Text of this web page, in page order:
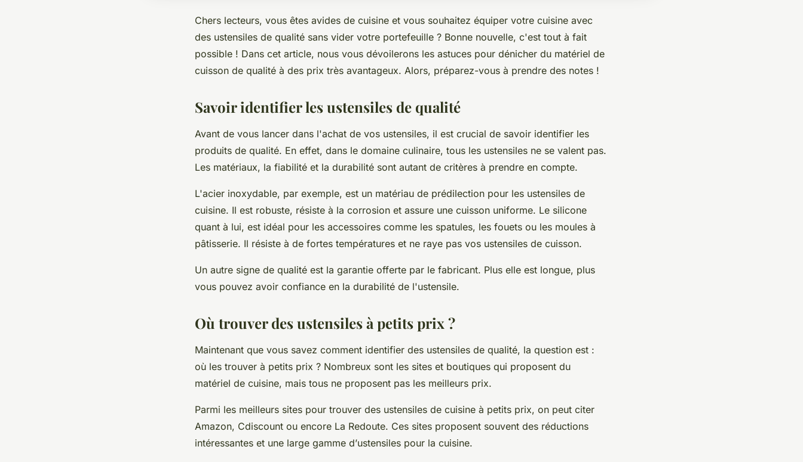
Chers lecteurs, vous êtes avides de cuisine et vous souhaitez équiper votre cuisine avec
des ustensiles de qualité sans vider votre portefeuille ? Bonne nouvelle, c'est tout à fait
possible ! Dans cet article, nous vous dévoilerons les astuces pour dénicher du matériel de
cuisson de qualité à des prix très avantageux. Alors, préparez-vous à prendre des notes !
Savoir identifier les ustensiles de qualité
Avant de vous lancer dans l'achat de vos ustensiles, il est crucial de savoir identifier les
produits de qualité. En effet, dans le domaine culinaire, tous les ustensiles ne se valent pas.
Les matériaux, la fiabilité et la durabilité sont autant de critères à prendre en compte.
L'acier inoxydable, par exemple, est un matériau de prédilection pour les ustensiles de
cuisine. Il est robuste, résiste à la corrosion et assure une cuisson uniforme. Le silicone
quant à lui, est idéal pour les accessoires comme les spatules, les fouets ou les moules à
pâtisserie. Il résiste à de fortes températures et ne raye pas vos ustensiles de cuisson.
Un autre signe de qualité est la garantie offerte par le fabricant. Plus elle est longue, plus
vous pouvez avoir confiance en la durabilité de l'ustensile.
Où trouver des ustensiles à petits prix ?
Maintenant que vous savez comment identifier des ustensiles de qualité, la question est :
où les trouver à petits prix ? Nombreux sont les sites et boutiques qui proposent du
matériel de cuisine, mais tous ne proposent pas les meilleurs prix.
Parmi les meilleurs sites pour trouver des ustensiles de cuisine à petits prix, on peut citer
Amazon, Cdiscount ou encore La Redoute. Ces sites proposent souvent des réductions
intéressantes et une large gamme d’ustensiles pour la cuisine.